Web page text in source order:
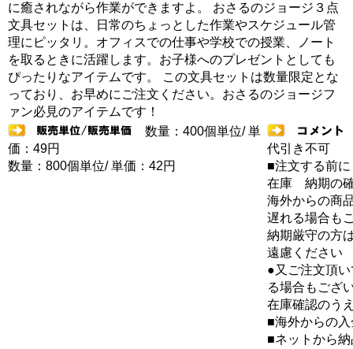
に癒されながら作業ができますよ。 おさるのジョージ３点
文具セットは、日常のちょっとした作業やスケジュール管
理にピッタリ。オフィスでの仕事や学校での授業、ノート
を取るときに活躍します。お子様へのプレゼントとしても
ぴったりなアイテムです。 この文具セットは数量限定とな
っており、お早めにご注文ください。おさるのジョージフ
ァン必見のアイテムです！
数量：400個単位/ 単
価：49円
数量：800個単位/ 単価：42円
代引き不可
■注文する前に
在庫 納期の
海外からの商
遅れる場合も
納期厳守の方
遠慮ください
●又ご注文頂
る場合もござ
在庫確認のう
■海外からの
■ネットから